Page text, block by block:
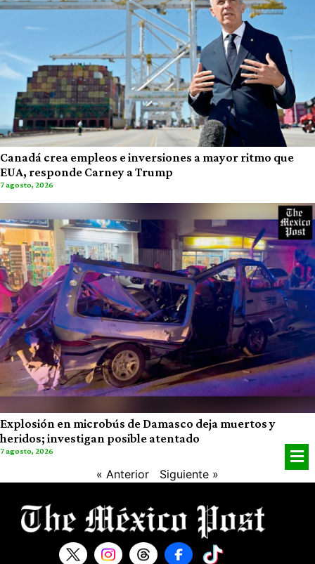
Canadá crea empleos e inversiones a mayor ritmo que
EUA, responde Carney a Trump
7 agosto, 2026
Explosión en microbús de Damasco deja muertos y
heridos; investigan posible atentado
7 agosto, 2026
« Anterior Siguiente »